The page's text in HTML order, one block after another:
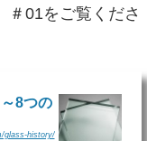
01をご覧くださ
8つの
glass-history/